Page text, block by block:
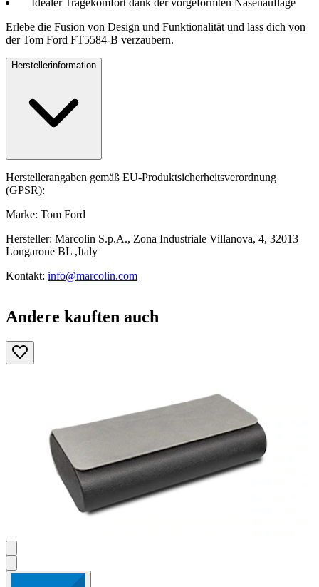
Erlebe die Fusion von Design und Funktionalität und lass dich von
der Tom Ford FT5584-B verzaubern.
Herstellerinformation
Herstellerangaben gemäß EU-Produktsicherheitsverordnung
(GPSR):
Marke: Tom Ford
Hersteller: Marcolin S.p.A., Zona Industriale Villanova, 4, 32013
Longarone BL ,Italy
Kontakt: info@marcolin.com
Andere kauften auch